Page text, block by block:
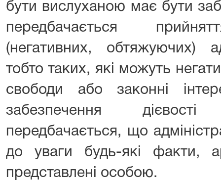
бути вислуханою має бути
передбачається
(негативних, обтяжуючих)
тобто таких, які можуть
свободи або законні
забезпечення
передбачається, що
до уваги будь-які факти,
представлені особою.